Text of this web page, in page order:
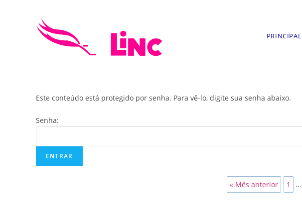
PRINCIPAL
Este conteúdo está protegido por senha. Para vê-lo, digite sua senha abaixo.
Senha:
« Mês anterior 1 ...